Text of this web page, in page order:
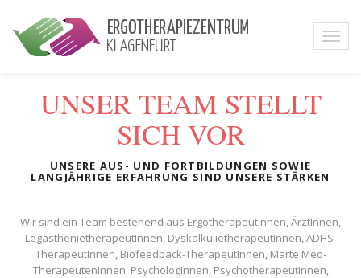
UNSER TEAM STELLT
SICH VOR
UNSERE AUS- UND FORTBILDUNGEN SOWIE
LANGJÄHRIGE ERFAHRUNG SIND UNSERE STÄRKEN
Wir sind ein Team bestehend aus ErgotherapeutInnen, ÄrztInnen,
LegasthenietherapeutInnen, DyskalkulietherapeutInnen, ADHS-
TherapeutInnen, Biofeedback-TherapeutInnen, Marte Meo-
TherapeutenInnen, PsychologInnen, PsychotherapeutInnen,